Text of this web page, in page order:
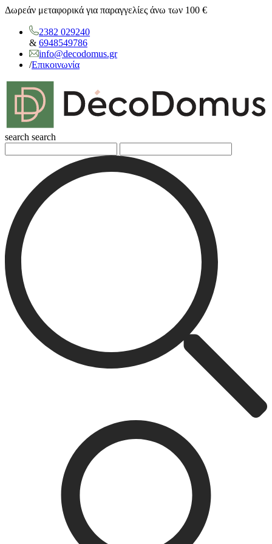
Δωρεάν μεταφορικά για παραγγελίες άνω των 100 €
2382 029240
& 6948549786
info@decodomus.gr
/Επικοινωνία
search search